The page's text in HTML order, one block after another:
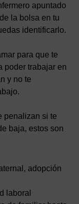
apuntado
la bolsa en tu
identificarlo.
para que te
poder trabajar en
y no te
penalizan si te
baja, estos son
adopción
laboral